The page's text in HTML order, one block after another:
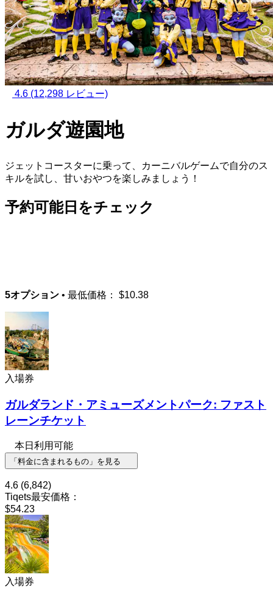
4.6 (12,298 レビュー)
ガルダ遊園地
ジェットコースターに乗って、カーニバルゲームで自分のス
キルを試し、甘いおやつを楽しみましょう！
予約可能日をチェック
5オプション • 最低価格： $10.38
入場券
ガルダランド・アミューズメントパーク: ファスト
レーンチケット
本日利用可能
「料金に含まれるもの」を見る
4.6 (6,842)
Tiqets最安価格：
$54.23
入場券